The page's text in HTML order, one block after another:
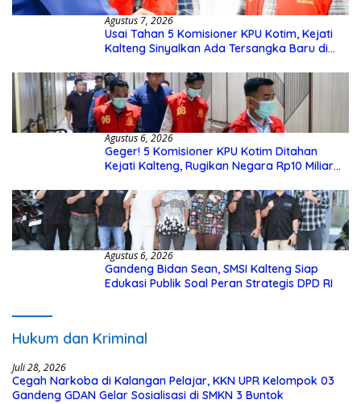
Agustus 7, 2026
Usai Tahan 5 Komisioner KPU Kotim, Kejati
Kalteng Sinyalkan Ada Tersangka Baru di
Agustus 6, 2026
Geger! 5 Komisioner KPU Kotim Ditahan
Kejati Kalteng, Rugikan Negara Rp10 Miliar
Agustus 6, 2026
Gandeng Bidan Sean, SMSI Kalteng Siap
Edukasi Publik Soal Peran Strategis DPD RI
Hukum dan Kriminal
Juli 28, 2026
Cegah Narkoba di Kalangan Pelajar, KKN UPR Kelompok 03
Gandeng GDAN Gelar Sosialisasi di SMKN 3 Buntok